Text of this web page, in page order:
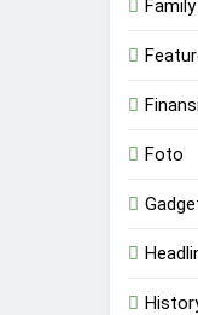
Foto